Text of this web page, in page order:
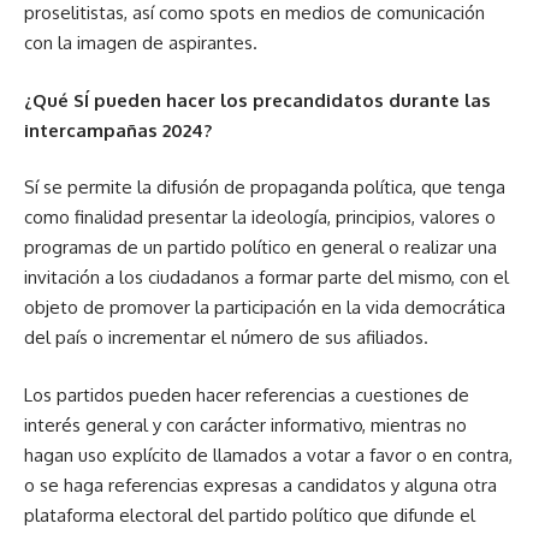
proselitistas, así como spots en medios de comunicación
con la imagen de aspirantes.
¿Qué SÍ pueden hacer los precandidatos durante las
intercampañas 2024?
Sí se permite la difusión de propaganda política, que tenga
como finalidad presentar la ideología, principios, valores o
programas de un partido político en general o realizar una
invitación a los ciudadanos a formar parte del mismo, con el
objeto de promover la participación en la vida democrática
del país o incrementar el número de sus afiliados.
Los partidos pueden hacer referencias a cuestiones de
interés general y con carácter informativo, mientras no
hagan uso explícito de llamados a votar a favor o en contra,
o se haga referencias expresas a candidatos y alguna otra
plataforma electoral del partido político que difunde el